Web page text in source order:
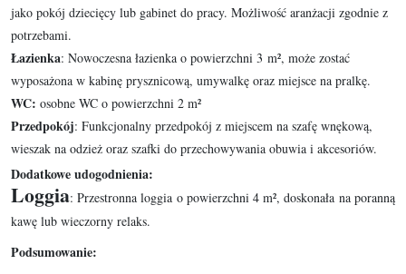
jako pokój dziecięcy lub gabinet do pracy. Możliwość aranżacji zgodnie z
potrzebami.
Łazienka: Nowoczesna łazienka o powierzchni 3 m², może zostać
wyposażona w kabinę prysznicową, umywalkę oraz miejsce na pralkę.
WC: osobne WC o powierzchni 2 m²
Przedpokój: Funkcjonalny przedpokój z miejscem na szafę wnękową,
wieszak na odzież oraz szafki do przechowywania obuwia i akcesoriów.
Dodatkowe udogodnienia:
Loggia: Przestronna loggia o powierzchni 4 m², doskonała na poranną
kawę lub wieczorny relaks.
Podsumowanie: